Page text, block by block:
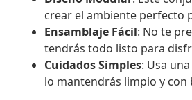
crear el ambiente perfecto
Ensamblaje Fácil: No te
tendrás todo listo para
Cuidados Simples: Usa
lo mantendrás limpio y con